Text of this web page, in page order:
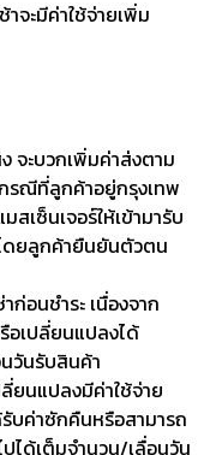
จะมีค่าใช้จ่ายเพิ่ม
จะบวกเพิ่มค่าส่งตาม
รณีที่ลูกค้าอยู่กรุงเทพ
เซ็นเจอร์ให้เข้ามารับ
ดยลูกค้ายืนยันตัวตน
อนชำระ เนื่องจาก
อเปลี่ยนแปลงได้
วันรับสินค้า
ยนแปลงมีค่าใช้จ่าย
บค่าซักคืนหรือสามารถ
ปได้เต็มจำนวน/เลื่อนวัน